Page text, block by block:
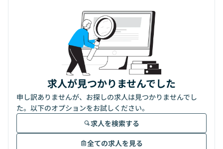
求人が見つかりませんでした
申し訳ありませんが、お探しの求人は見つかりませんでし
た。以下のオプションをお試しください。
求人を検索する
全ての求人を見る